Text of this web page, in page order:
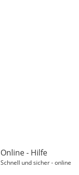
Online - Hilfe
Schnell und sicher - online